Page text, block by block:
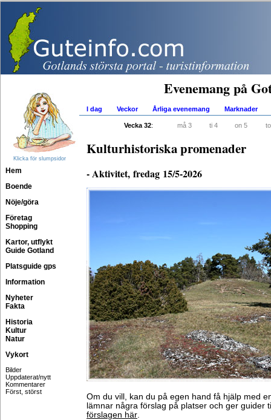
Klicka för slumpsidor
Hem
Boende
Nöje/göra
Företag
Shopping
Kartor, utflykt
Guide Gotland
Platsguide gps
Information
Nyheter
Fakta
Historia
Kultur
Natur
Vykort
Bilder
Uppdaterat/nytt
Kommentarer
Först, störst
Evenemang på
I dag Veckor Årliga evenemang Marknader
Vecka 32: må 3 ti 4 on 5
Kulturhistoriska promenader
- Aktivitet, fredag 15/5-2026
Om du vill, kan du på egen hand få hjälp med
lämnar några förslag på platser och ger guider
förslagen här.